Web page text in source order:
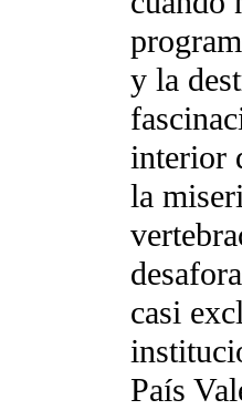
y la
interior
la
casi
País